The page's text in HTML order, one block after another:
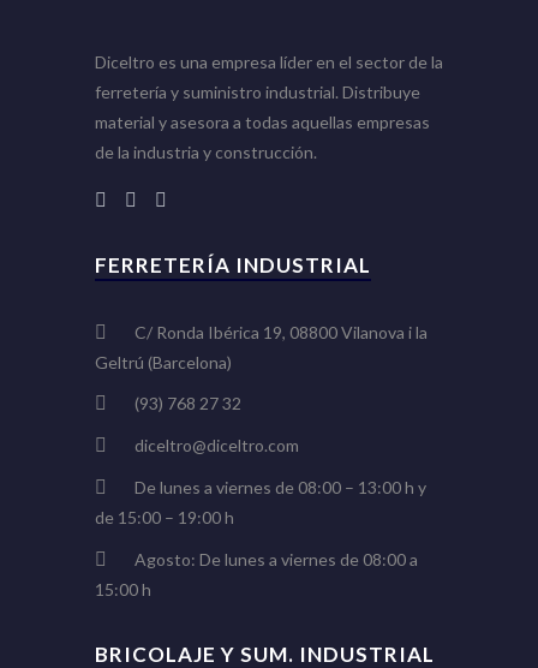
Diceltro es una empresa líder en el sector de la
ferretería y suministro industrial. Distribuye
material y asesora a todas aquellas empresas
de la industria y construcción.
FERRETERÍA INDUSTRIAL
C/ Ronda Ibérica 19, 08800 Vilanova i la
Geltrú (Barcelona)
(93) 768 27 32
diceltro@diceltro.com
De lunes a viernes de 08:00 – 13:00 h y
de 15:00 – 19:00 h
Agosto: De lunes a viernes de 08:00 a
15:00 h
BRICOLAJE Y SUM. INDUSTRIAL